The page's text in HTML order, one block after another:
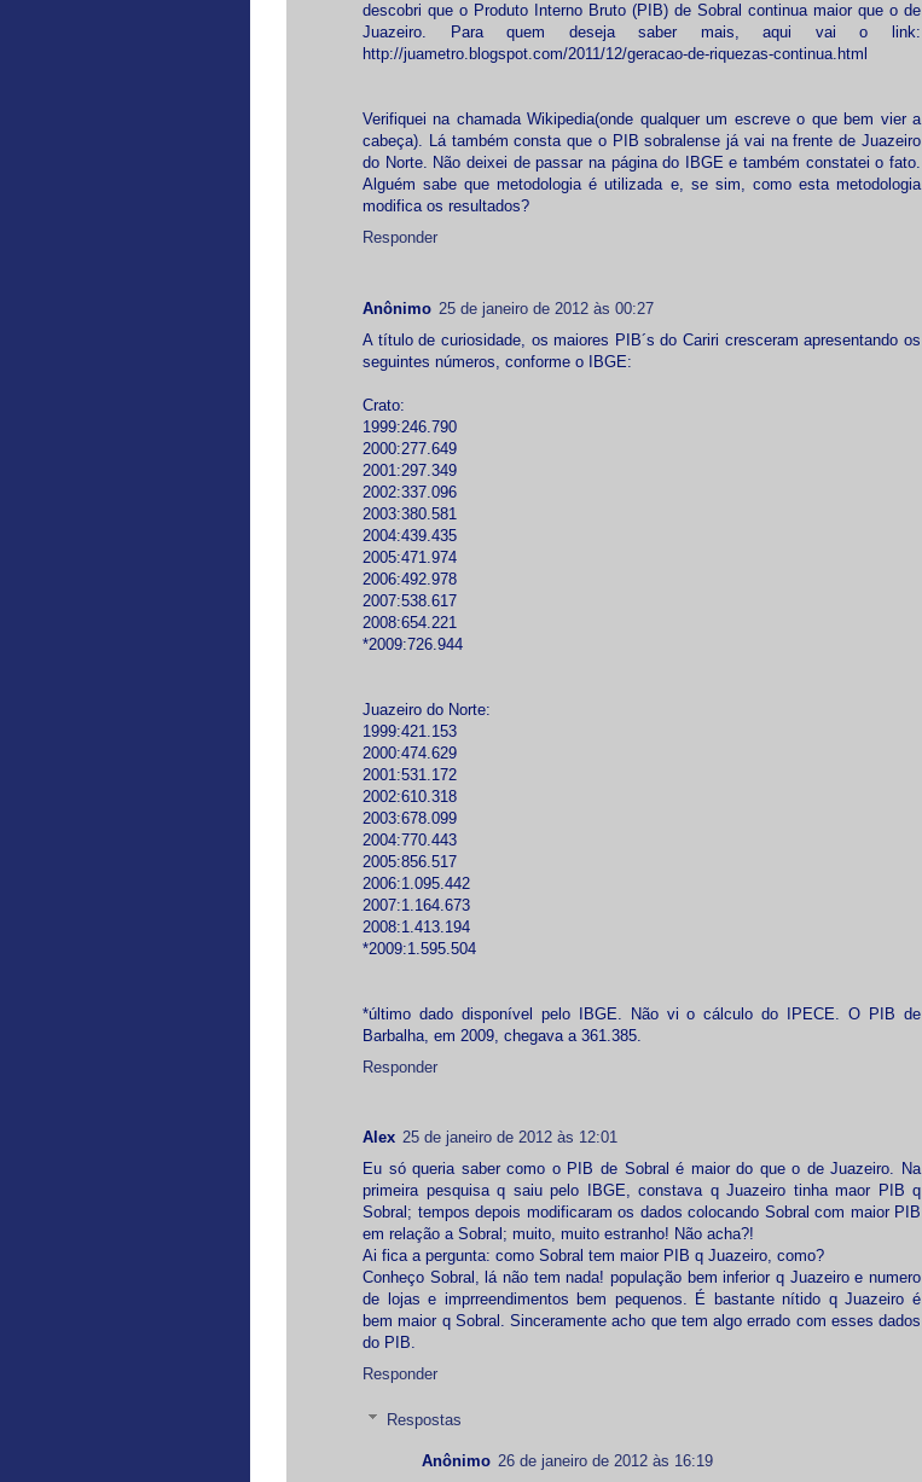
descobri que o Produto Interno Bruto (PIB) de Sobral continua maior que o de
Juazeiro. Para quem deseja saber mais, aqui vai o link:
http://juametro.blogspot.com/2011/12/geracao-de-riquezas-continua.html
Verifiquei na chamada Wikipedia(onde qualquer um escreve o que bem vier a
cabeça). Lá também consta que o PIB sobralense já vai na frente de Juazeiro
do Norte. Não deixei de passar na página do IBGE e também constatei o fato.
Alguém sabe que metodologia é utilizada e, se sim, como esta metodologia
modifica os resultados?
Responder
Anônimo 25 de janeiro de 2012 às 00:27
A título de curiosidade, os maiores PIB´s do Cariri cresceram apresentando os
seguintes números, conforme o IBGE:
Crato:
1999:246.790
2000:277.649
2001:297.349
2002:337.096
2003:380.581
2004:439.435
2005:471.974
2006:492.978
2007:538.617
2008:654.221
*2009:726.944
Juazeiro do Norte:
1999:421.153
2000:474.629
2001:531.172
2002:610.318
2003:678.099
2004:770.443
2005:856.517
2006:1.095.442
2007:1.164.673
2008:1.413.194
*2009:1.595.504
*último dado disponível pelo IBGE. Não vi o cálculo do IPECE. O PIB de
Barbalha, em 2009, chegava a 361.385.
Responder
Alex 25 de janeiro de 2012 às 12:01
Eu só queria saber como o PIB de Sobral é maior do que o de Juazeiro. Na
primeira pesquisa q saiu pelo IBGE, constava q Juazeiro tinha maor PIB q
Sobral; tempos depois modificaram os dados colocando Sobral com maior PIB
em relação a Sobral; muito, muito estranho! Não acha?!
Ai fica a pergunta: como Sobral tem maior PIB q Juazeiro, como?
Conheço Sobral, lá não tem nada! população bem inferior q Juazeiro e numero
de lojas e imprreendimentos bem pequenos. É bastante nítido q Juazeiro é
bem maior q Sobral. Sinceramente acho que tem algo errado com esses dados
do PIB.
Responder
Respostas
Anônimo 26 de janeiro de 2012 às 16:19